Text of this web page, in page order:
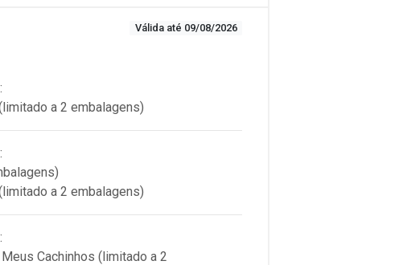
Válida até 09/08/2026
:
a 2 embalagens)
:
a 2 embalagens)
:
Cachinhos (limitado a 2